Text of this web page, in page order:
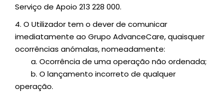
Serviço de Apoio 213 228 000.
4. O Utilizador tem o dever de comunicar
imediatamente ao Grupo AdvanceCare, quaisquer
ocorrências anómalas, nomeadamente:
a. Ocorrência de uma operação não ordenada;
b. O lançamento incorreto de qualquer
operação.